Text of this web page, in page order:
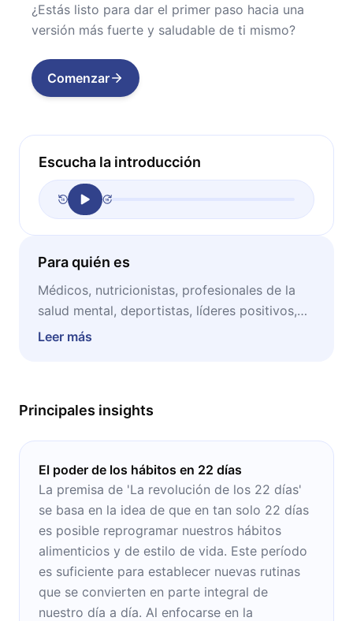
¿Estás listo para dar el primer paso hacia una
versión más fuerte y saludable de ti mismo?
Comenzar
Escucha la introducción
Para quién es
Médicos, nutricionistas, profesionales de la
salud mental, deportistas, líderes positivos,
coaches y cualquier persona que quiera
Leer más
Principales insights
El poder de los hábitos en 22 días
La premisa de 'La revolución de los 22 días'
se basa en la idea de que en tan solo 22 días
es posible reprogramar nuestros hábitos
alimenticios y de estilo de vida. Este período
es suficiente para establecer nuevas rutinas
que se convierten en parte integral de
nuestro día a día. Al enfocarse en la